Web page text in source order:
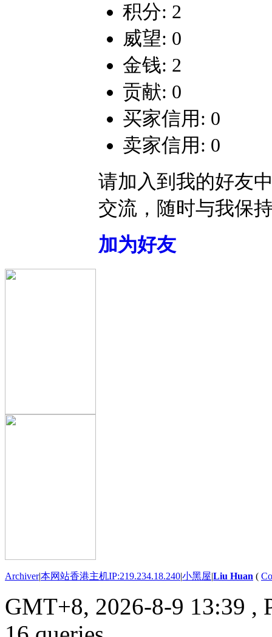
积分: 2
威望: 0
金钱: 2
贡献: 0
买家信用: 0
卖家信用: 0
请加入到我的好友
交流，随时与我保
加为好友
Archiver|本网站香港主机IP:219.234.18.240|小黑屋|Liu Huan (
GMT+8, 2026-8-9 13:39 ,